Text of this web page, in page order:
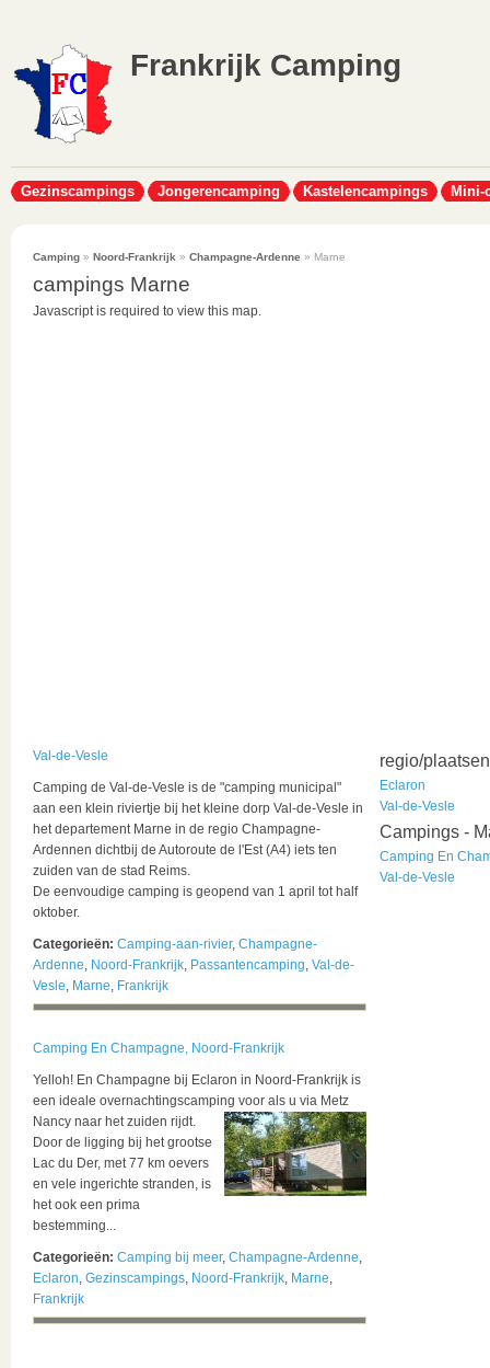
Frankrijk Camping
Gezinscampings Jongerencamping Kastelencampings Mini-
Camping » Noord-Frankrijk » Champagne-Ardenne » Marne
campings Marne
Javascript is required to view this map.
Val-de-Vesle
Camping de Val-de-Vesle is de "camping municipal"
aan een klein riviertje bij het kleine dorp Val-de-Vesle in
het departement Marne in de regio Champagne-
Ardennen dichtbij de Autoroute de l'Est (A4) iets ten
zuiden van de stad Reims.
De eenvoudige camping is geopend van 1 april tot half
oktober.
Categorieën: Camping-aan-rivier, Champagne-
Ardenne, Noord-Frankrijk, Passantencamping, Val-de-
Vesle, Marne, Frankrijk
Camping En Champagne, Noord-Frankrijk
Yelloh! En Champagne bij Eclaron in Noord-Frankrijk is
een ideale overnachtingscamping voor als u via Metz
Nancy naar het zuiden rijdt.
Door de ligging bij het grootse
Lac du Der, met 77 km oevers
en vele ingerichte stranden, is
het ook een prima
bestemming...
Categorieën: Camping bij meer, Champagne-Ardenne,
Eclaron, Gezinscampings, Noord-Frankrijk, Marne,
Frankrijk
regio/plaatsen
Eclaron
Val-de-Vesle
Campings -
Camping En
Val-de-Vesle